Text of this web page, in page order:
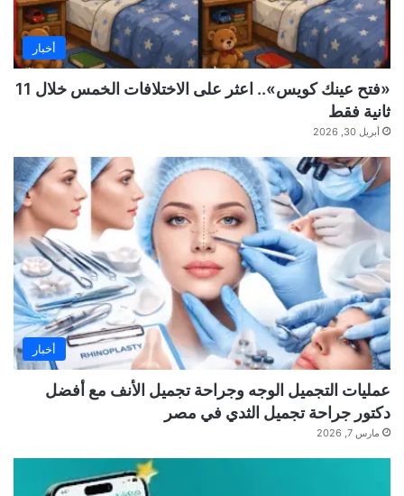
أخبار
«فتح عينك كويس».. اعثر على الاختلافات الخمس خلال 11
ثانية فقط
أبريل 30, 2026
أخبار
عمليات التجميل الوجه وجراحة تجميل الأنف مع أفضل
دكتور جراحة تجميل الثدي في مصر
مارس 7, 2026